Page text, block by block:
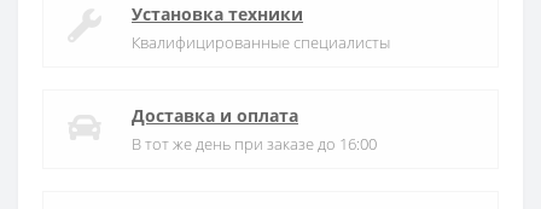
Установка техники
Квалифицированные специалисты
Доставка и оплата
В тот же день при заказе до 16:00